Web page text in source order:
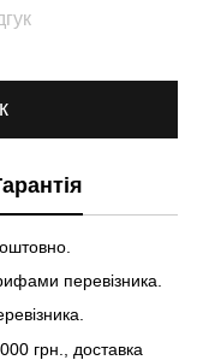
перевізника.
грн., доставка